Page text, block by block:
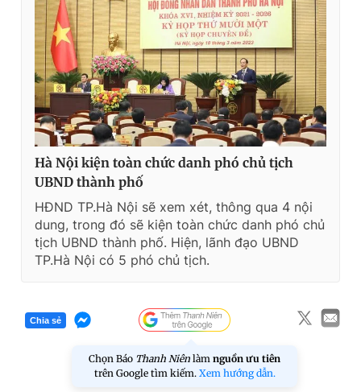
Hà Nội kiện toàn chức danh phó chủ tịch
UBND thành phố
HĐND TP.Hà Nội sẽ xem xét, thông qua 4 nội
dung, trong đó sẽ kiện toàn chức danh phó chủ
tịch UBND thành phố. Hiện, lãnh đạo UBND
TP.Hà Nội có 5 phó chủ tịch.
Chia sẻ
Chọn Báo Thanh Niên làm nguồn ưu tiên
trên Google tìm kiếm. Xem hướng dẫn.